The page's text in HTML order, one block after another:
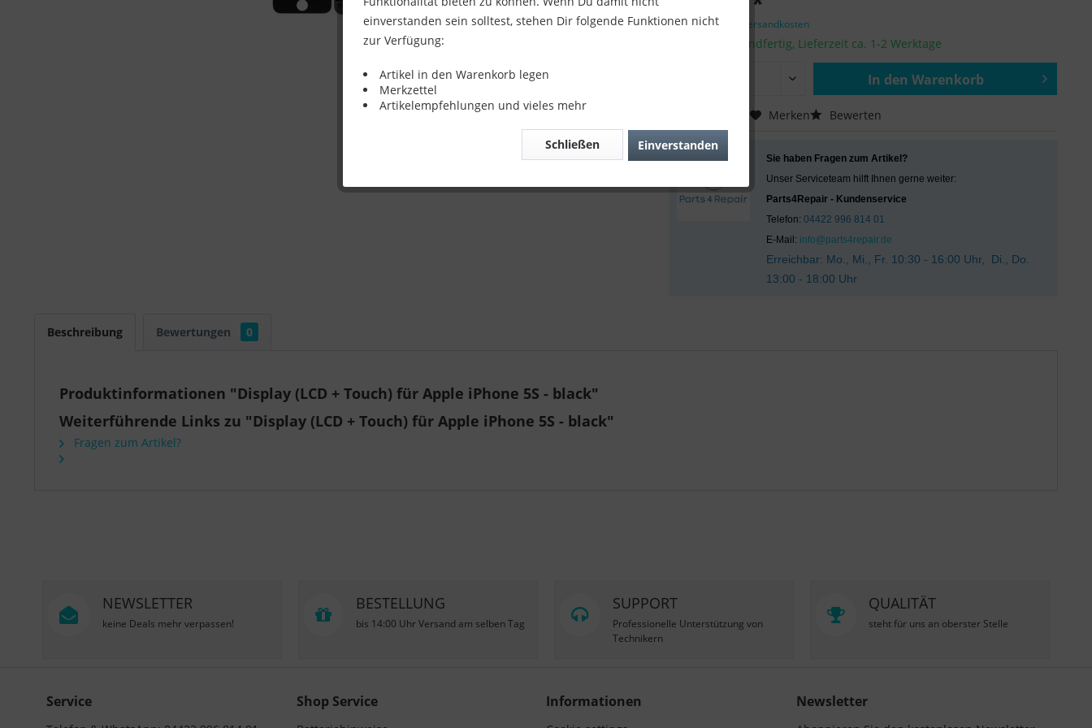
inkl. MwSt. zzgl. Versandkosten
Sofort versandfertig, Lieferzeit ca. 1-2 Werktage
In den Warenkorb
Vergleichen Merken Bewerten
Sie haben Fragen zum Artikel?
Unser Serviceteam hilft Ihnen gerne weiter:
Parts4Repair - Kundenservice
Telefon:04422 996 814 01
E-Mail: info@parts4repair.de
Erreichbar: Mo., Mi., Fr. 10:30 - 16:00 Uhr, Di., Do.
13:00 - 18:00 Uhr
Beschreibung Bewertungen 0
Produktinformationen "Display (LCD + Touch) für Apple iPhone 5S - black"
Weiterführende Links zu "Display (LCD + Touch) für Apple iPhone 5S - black"
Fragen zum Artikel?
NEWSLETTER
keine Deals mehr verpassen!
BESTELLUNG
bis 14:00 Uhr Versand am selben Tag
SUPPORT
Professionelle Unterstützung von
Technikern
QUALITÄT
steht für uns an oberster Stelle
Service Shop Service Informationen Newsletter
einverstanden sein solltest, stehen Dir folgende Funktionen nicht
zur Verfügung:
Artikel in den Warenkorb legen
Merkzettel
Artikelempfehlungen und vieles mehr
Einverstanden
Schließen